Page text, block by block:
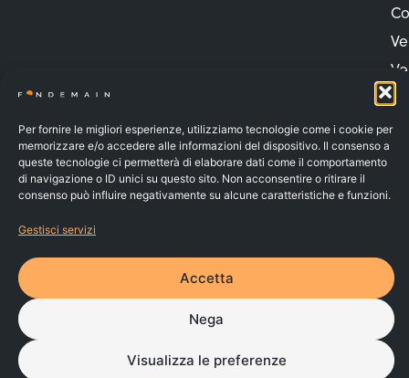
Per fornire le migliori esperienze, utilizziamo tecnologie come i cookie per
memorizzare e/o accedere alle informazioni del dispositivo. Il consenso a
queste tecnologie ci permetterà di elaborare dati come il comportamento
di navigazione o ID unici su questo sito. Non acconsentire o ritirare il
consenso può influire negativamente su alcune caratteristiche e funzioni.
Gestisci servizi
Accetta
Nega
Visualizza le preferenze
FONDEMAIN – C.F. 91037010070 – Iscritto al n.142 dell’Albo dei
© 2026 | Made byLarin
PRIVACY POLICY
COOKIE POLICY
WHISTLEBLOWING
RECLAMI